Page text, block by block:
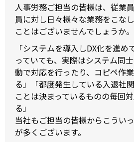
人事労務ご担当の皆様は、従業
員に対し日々様々な業務をこな
ことはございませんでしょうか。
「システムを導入しDX化を進
っていても、実際はシステム同
動で対応を行ったり、コピペ作
る」「都度発生している入退社
ことは決まっているものの毎回
る」
当社もご担当の皆様からこうい
が多くございます。